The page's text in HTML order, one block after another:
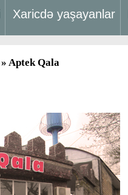
Xaricdə yaşayanlar
» Aptek Qala